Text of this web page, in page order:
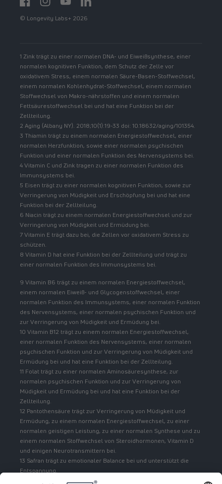
FacebookInstagramYouTubehttps://www.linkedin.com/showcase/
© Longevity Labs+ 2026
1 Zink trägt zu einer normalen DNA- und Eiweißsynthese, einer
normalen kognitiven Funktion, dem Schutz der Zelle vor
oxidativem Stress, einem normalen Säure-Basen-Stoffwechsel,
einem normalen Kohlenhydrat-Stoffwechsel, einem normalen
Stoffwechsel von Makro-nährstoffen und einem normalen
Fettsäurestoffwechsel bei und hat eine Funktion bei der
Zellteilung.
2 Aging (Albany NY). 2018;10(1):19-33 doi: 10.18632/aging/101354.
3 Thiamin trägt zu einem normalen Energiestoffwechsel, einer
normalen Herzfunktion, sowie einer normalen psychischen
Funktion und einer normalen Funktion des Nervensystems bei.
4 Vitamin C und Zink tragen zu einer normalen Funktion des
Immunsystems bei.
5 Eisen trägt zu einer normalen kognitiven Funktion, sowie zur
Verringerung von Müdigkeit und Erschöpfung bei und hat eine
Funktion bei der Zellteilung.
6 Niacin trägt zu einem normalen Energiestoffwechsel und zur
Verringerung von Müdigkeit und Ermüdung bei.
7 Vitamin E trägt dazu bei, die Zellen vor oxidativem Stress zu
schützen.
8 Vitamin D hat eine Funktion bei der Zellteilung und trägt zu
einer normalen Funktion des Immunsystems bei.
9 Vitamin B6 trägt zu einem normalen Energiestoffwechsel,
einem normalen Eiweiß- und Glycogenstoffwechsel, einer
normalen Funktion des Immunsystems, einer normalen Funktion
des Nervensystems, einer normalen psychischen Funktion und
zur Verringerung von Müdigkeit und Ermüdung bei.
10 Vitamin B12 trägt zu einem normalen Energiestoffwechsel,
einer normalen Funktion des Nervensystems, einer normalen
psychischen Funktion und zur Verringerung von Müdigkeit und
Ermüdung bei und hat eine Funktion bei der Zellteilung.
11 Folat trägt zu einer normalen Aminosäuresynthese, zur
normalen psychischen Funktion und zur Verringerung von
Müdigkeit und Ermüdung bei und hat eine Funktion bei der
Zellteilung.
12 Pantothensäure trägt zur Verringerung von Müdigkeit und
Ermüdung, zu einem normalen Energiestoffwechsel, zu einer
normalen geistigen Leistung, zu einer normalen Synthese und zu
einem normalen Stoffwechsel von Steroidhormonen, Vitamin D
und einigen Neurotransmittern bei.
13 Safran trägt zu emotionaler Balance bei und unterstützt die
Entspannung.